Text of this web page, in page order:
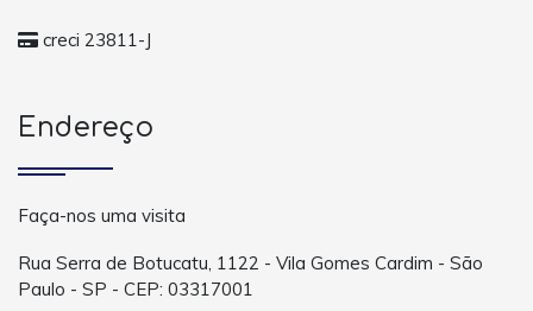
creci 23811-J
Endereço
Faça-nos uma visita
Rua Serra de Botucatu, 1122 - Vila Gomes Cardim - São
Paulo - SP - CEP: 03317001